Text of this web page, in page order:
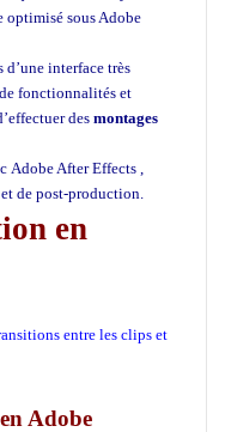
optimisé sous Adobe
d’une interface très
fonctionnalités et
des montages
Adobe After Effects
de post-production.
en
entre les clips et
Adobe